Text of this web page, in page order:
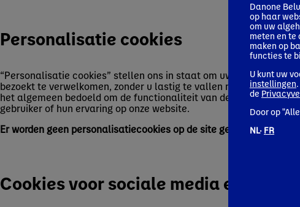
Personalisatie cookies
“Personalisatie cookies” stellen ons in staat om uw computer te
bezoekt te verwelkomen, zonder u lastig te vallen met een
het algemeen bedoeld om de functionaliteit van de website te
gebruiker of hun ervaring op onze website.
Er worden geen personalisatiecookies op de site gebruikt.
Cookies voor sociale media en delen
Danone
op haar
om uw
meten en
maken op
functies te
U kunt uw
instellingen
de
Door op
NL· FR